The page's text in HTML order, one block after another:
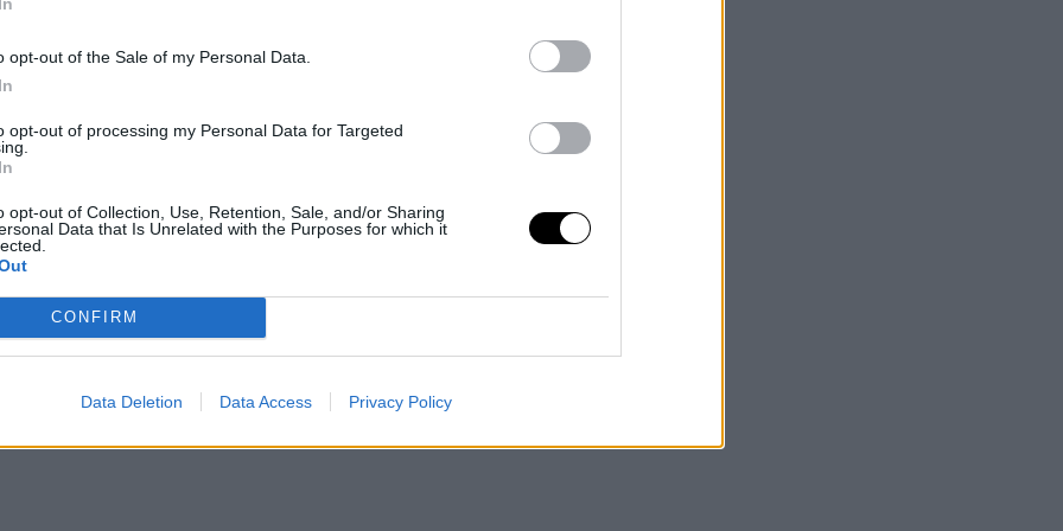
opt-out of the Sale of my Personal Data.
opt-out of processing my Personal Data for Targeted
opt-out of Collection, Use, Retention, Sale, and/or Sharing
Data that Is Unrelated with the Purposes for which it
CONFIRM
Data Deletion Data Access Privacy Policy
χέρι με μια χούφτα μαλακτικού
πουλόβερ στο νερό χωρίς όμως να το
σας το νερό ώστε να είναι όσο το